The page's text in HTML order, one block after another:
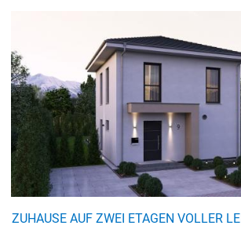
ZUHAUSE AUF ZWEI ETAGEN VOLLER